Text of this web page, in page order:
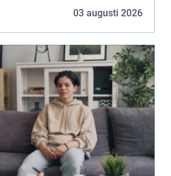
03 augusti 2026